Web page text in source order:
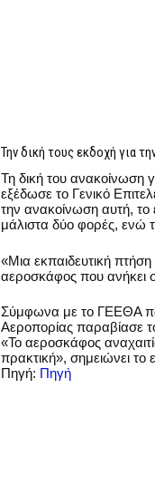
Την δική τους εκδοχή για
Τη δική του ανακοίνωση
εξέδωσε το Γενικό
την ανακοίνωση αυτή, το
μάλιστα δύο φορές, ενώ
«Μια εκπαιδευτική
αεροσκάφος που ανήκει
Σύμφωνα με το ΓΕΕΘΑ
Αεροπορίας παραβίασε
«Το αεροσκάφος
πρακτική», σημειώνει το
Πηγή: Πηγή